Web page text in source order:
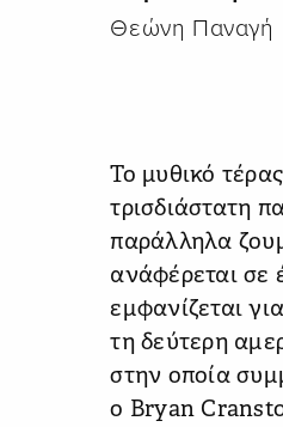
Θεώνη Παναγή
Το μυθικό
τρισδιάστατη
παράλληλα
ανάφέρεται σε
εμφανίζεται
τη δεύτερη
στην οποία
o Bryan